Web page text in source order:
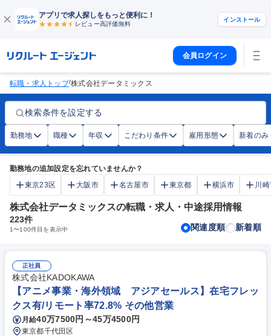
アプリで求人探しをもっと便利に！
レビュー高評価無料
インストール
会員ログイン
転職・求人トップ/株式会社データミックス
検索条件を設定する
勤務地 職種 年収 こだわり条件 雇用形態 新着のみ
勤務地の追加設定を忘れていませんか？
東京23区
大阪市 名古屋市 東京都 横浜市 川
株式会社データミックスの転職・求人・中途採用情報
223件
1〜100件目を表示中 関連度順 新着順
正社員
株式会社KADOKAWA
【アニメ事業・海外領域 アジアセールス】在宅フレッ
クス有/リモート率72.8% その他営業
月給40万7500円～45万4500円
東京都千代田区